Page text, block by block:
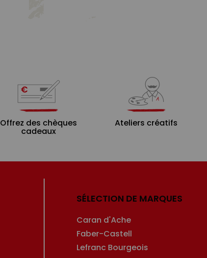
Offrez des chèques
cadeaux
Ateliers créatifs
SÉLECTION DE MARQUES
Caran d'Ache
Faber-Castell
Lefranc Bourgeois